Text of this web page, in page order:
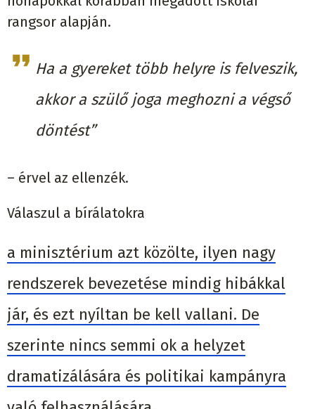
rangsor alapján.
Ha a gyereket több helyre is felveszik,
akkor a szülő joga meghozni a végső
döntést”
– érvel az ellenzék.
Válaszul a bírálatokra
a minisztérium azt közölte, ilyen nagy
rendszerek bevezetése mindig hibákkal
jár, és ezt nyíltan be kell vallani. De
szerinte nincs semmi ok a helyzet
dramatizálására és politikai kampányra